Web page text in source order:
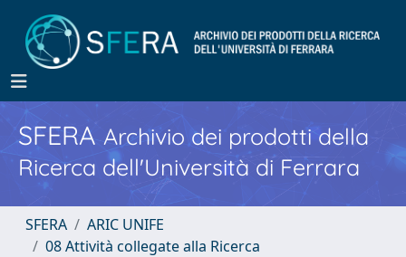
SFERA Archivio dei prodotti della
Ricerca dell'Università di Ferrara
SFERA
ARIC UNIFE
08 Attività collegate alla Ricerca